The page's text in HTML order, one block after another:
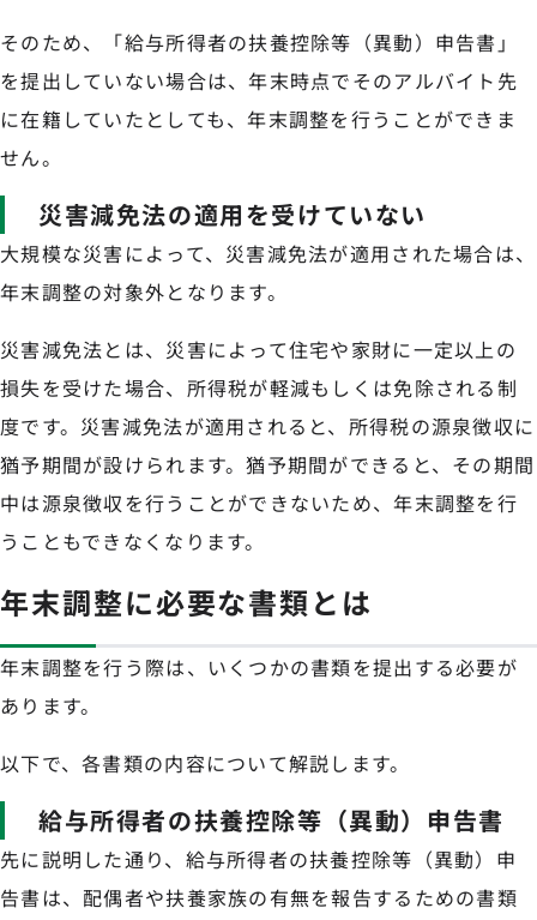
そのため、「給与所得者の扶養控除等（異動）申告書」
を提出していない場合は、年末時点でそのアルバイト先
に在籍していたとしても、年末調整を行うことができま
せん。
災害減免法の適用を受けていない
大規模な災害によって、災害減免法が適用された場合は、
年末調整の対象外となります。
災害減免法とは、災害によって住宅や家財に一定以上の
損失を受けた場合、所得税が軽減もしくは免除される制
度です。災害減免法が適用されると、所得税の源泉徴収に
猶予期間が設けられます。猶予期間ができると、その期間
中は源泉徴収を行うことができないため、年末調整を行
うこともできなくなります。
年末調整に必要な書類とは
年末調整を行う際は、いくつかの書類を提出する必要が
あります。
以下で、各書類の内容について解説します。
給与所得者の扶養控除等（異動）申告書
先に説明した通り、給与所得者の扶養控除等（異動）申
告書は、配偶者や扶養家族の有無を報告するための書類